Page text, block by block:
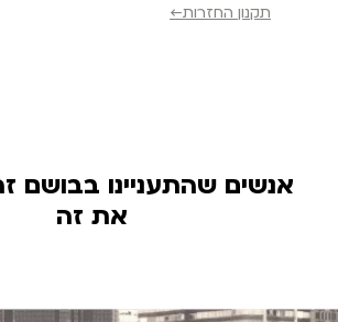
תקנון החזרות←
אנשים שהתעניינו בבושם
את זה